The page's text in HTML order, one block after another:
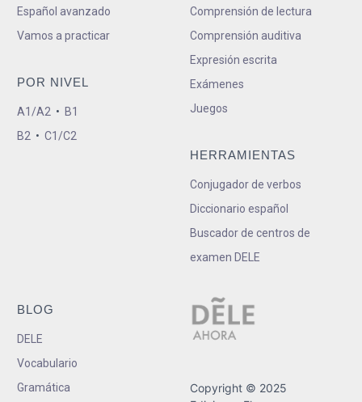
Español avanzado
Vamos a practicar
POR NIVEL
A1/A2 • B1
B2 • C1/C2
Comprensión de lectura
Comprensión auditiva
Expresión escrita
Exámenes
Juegos
HERRAMIENTAS
Conjugador de verbos
Diccionario español
Buscador de centros de
examen DELE
BLOG
DELE
Vocabulario
Gramática
Copyright © 2025